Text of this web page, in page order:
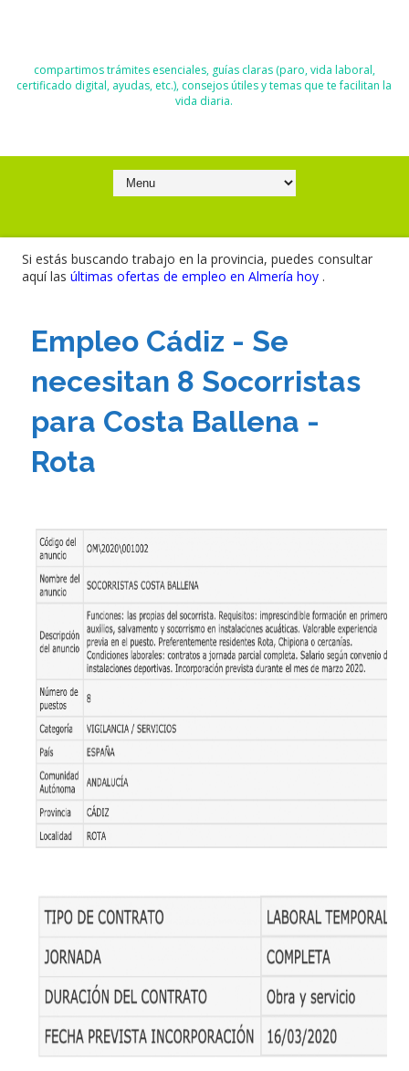
compartimos trámites esenciales, guías claras (paro, vida laboral,
certificado digital, ayudas, etc.), consejos útiles y temas que te facilitan la
vida diaria.
Si estás buscando trabajo en la provincia, puedes consultar
aquí las últimas ofertas de empleo en Almería hoy .
Empleo Cádiz - Se
necesitan 8 Socorristas
para Costa Ballena -
Rota